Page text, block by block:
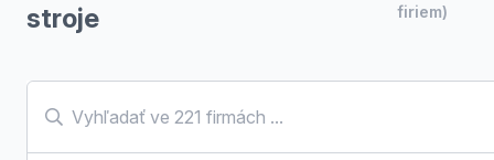
stroje
firiem)